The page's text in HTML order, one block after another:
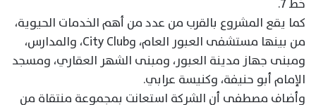
كما يقع المشروع بالقرب من عدد من أهم الخدمات الحيوية،
من بينها مستشفى العبور العام، وCity Club، والمدارس،
ومبنى جهاز مدينة العبور، ومبنى الشهر العقاري، ومسجد
الإمام أبو حنيفة، وكنيسة عرابي.
وأضاف مصطفى أن الشركة استعانت بمجموعة منتقاة من